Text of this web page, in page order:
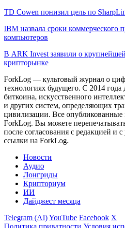
TD Cowen понизил цель по
IBM назвала сроки коммерческого
компьютеров
В ARK Invest заявили о
крипторынке
ForkLog — культовый журнал о
технологиях будущего. С 2014
биткоина, искусственного
и других систем, определяющих
цивилизации. Все
ForkLog. Вы можете
после согласования с редакцией и
ссылки на ForkLog.
Новости
Аудио
Лонгриды
Крипториум
ИИ
Дайджест месяца
Telegram (AI)YouTube Facebook X
Политика приватности Условия